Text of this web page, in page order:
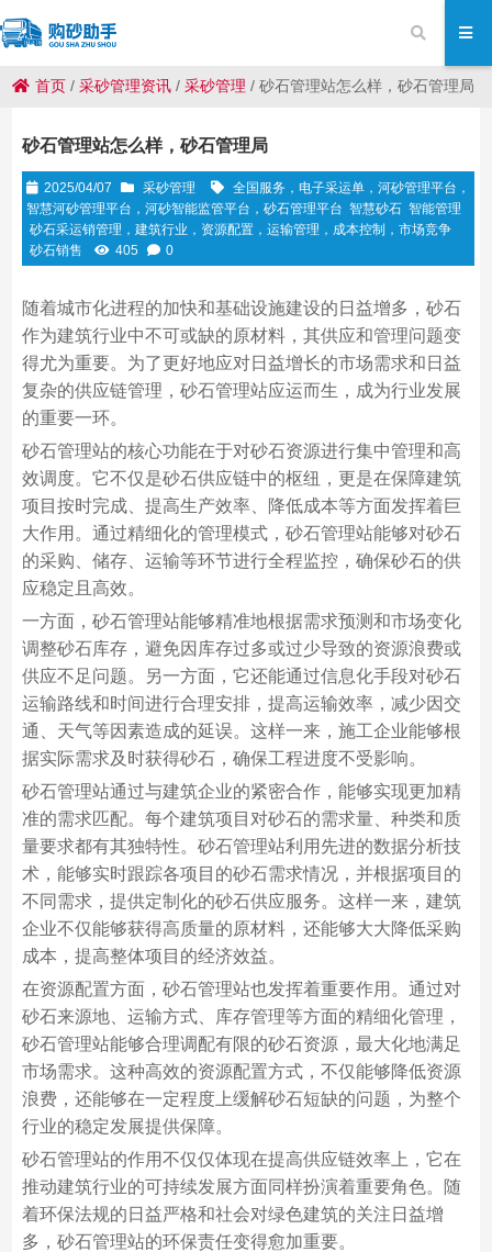
首页 /采砂管理资讯 /采砂管理 /砂石管理站怎么样，砂石管理局
砂石管理站怎么样，砂石管理局
2025/04/07 采砂管理
全国服务，电子采运单，河砂管理平台，
智慧河砂管理平台，河砂智能监管平台，砂石管理平台 智慧砂石 智能管理
砂石采运销管理，建筑行业，资源配置，运输管理，成本控制，市场竞争
砂石销售
405 0
随着城市化进程的加快和基础设施建设的日益增多，砂石
作为建筑行业中不可或缺的原材料，其供应和管理问题变
得尤为重要。为了更好地应对日益增长的市场需求和日益
复杂的供应链管理，砂石管理站应运而生，成为行业发展
的重要一环。
砂石管理站的核心功能在于对砂石资源进行集中管理和高
效调度。它不仅是砂石供应链中的枢纽，更是在保障建筑
项目按时完成、提高生产效率、降低成本等方面发挥着巨
大作用。通过精细化的管理模式，砂石管理站能够对砂石
的采购、储存、运输等环节进行全程监控，确保砂石的供
应稳定且高效。
一方面，砂石管理站能够精准地根据需求预测和市场变化
调整砂石库存，避免因库存过多或过少导致的资源浪费或
供应不足问题。另一方面，它还能通过信息化手段对砂石
运输路线和时间进行合理安排，提高运输效率，减少因交
通、天气等因素造成的延误。这样一来，施工企业能够根
据实际需求及时获得砂石，确保工程进度不受影响。
砂石管理站通过与建筑企业的紧密合作，能够实现更加精
准的需求匹配。每个建筑项目对砂石的需求量、种类和质
量要求都有其独特性。砂石管理站利用先进的数据分析技
术，能够实时跟踪各项目的砂石需求情况，并根据项目的
不同需求，提供定制化的砂石供应服务。这样一来，建筑
企业不仅能够获得高质量的原材料，还能够大大降低采购
成本，提高整体项目的经济效益。
在资源配置方面，砂石管理站也发挥着重要作用。通过对
砂石来源地、运输方式、库存管理等方面的精细化管理，
砂石管理站能够合理调配有限的砂石资源，最大化地满足
市场需求。这种高效的资源配置方式，不仅能够降低资源
浪费，还能够在一定程度上缓解砂石短缺的问题，为整个
行业的稳定发展提供保障。
砂石管理站的作用不仅仅体现在提高供应链效率上，它在
推动建筑行业的可持续发展方面同样扮演着重要角色。随
着环保法规的日益严格和社会对绿色建筑的关注日益增
多，砂石管理站的环保责任变得愈加重要。